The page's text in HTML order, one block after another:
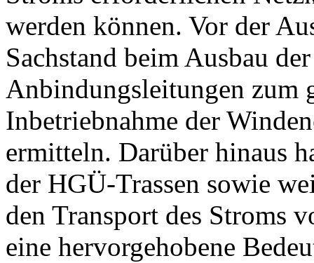
werden können. Vor der
Sachstand beim Ausbau
Anbindungsleitungen zum
Inbetriebnahme der
ermitteln. Darüber hinaus
der HGÜ-Trassen sowie
den Transport des Stroms
eine hervorgehobene